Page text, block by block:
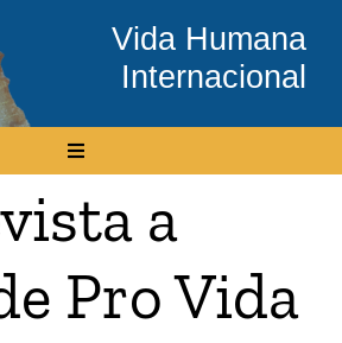
Vida Humana
Internacional
Toggle
a
Pro Vida